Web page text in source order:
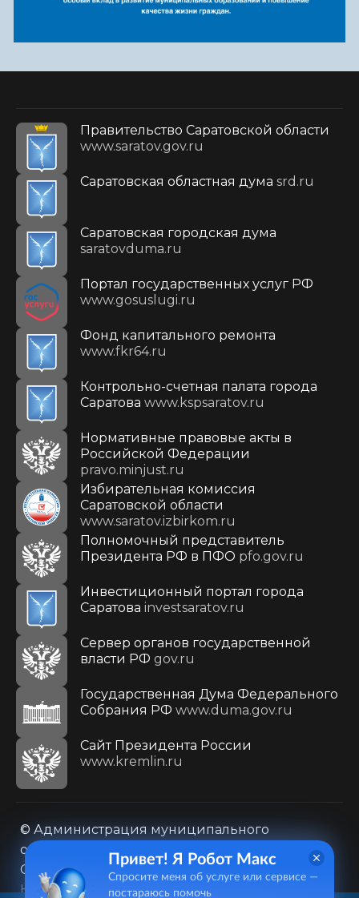
Правительство Саратовской области
www.saratov.gov.ru
Саратовская областная дума srd.ru
Саратовская городская дума
saratovduma.ru
Портал государственных услуг РФ
www.gosuslugi.ru
Фонд капитального ремонта
www.fkr64.ru
Контрольно-счетная палата города
Саратова www.kspsaratov.ru
Нормативные правовые акты в
Российской Федерации
pravo.minjust.ru
Избирательная комиссия
Саратовской области
www.saratov.izbirkom.ru
Полномочный представитель
Президента РФ в ПФО pfo.gov.ru
Инвестиционный портал города
Саратова investsaratov.ru
Сервер органов государственной
власти РФ gov.ru
Государственная Дума Федерального
Собрания РФ www.duma.gov.ru
Cайт Президента России
www.kremlin.ru
© Администрация муниципального
образования городского округа «Город
Саратов»
Контакты
Карта сайта
Привет! Я Робот Макс
Спросите меня об услуге или сервисе —
постараюсь помочь